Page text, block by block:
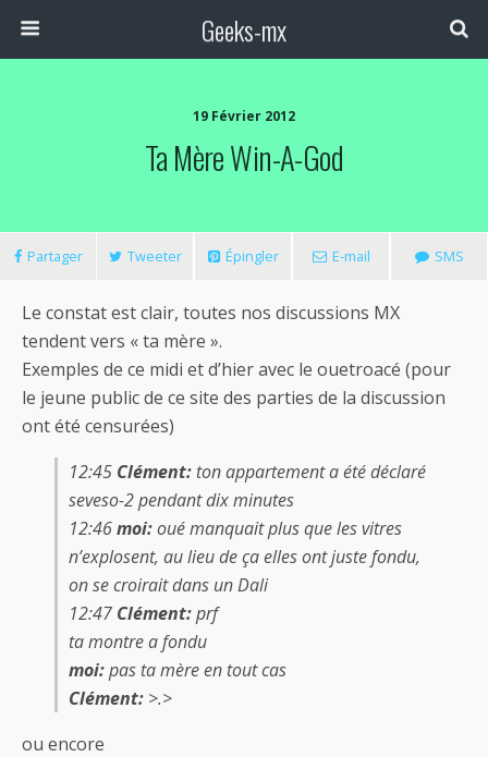
Geeks-mx
19 Février 2012
Ta Mère Win-A-God
Partager Tweeter Épingler E-mail SMS
Le constat est clair, toutes nos discussions MX
tendent vers « ta mère ».
Exemples de ce midi et d’hier avec le ouetroacé (pour
le jeune public de ce site des parties de la discussion
ont été censurées)
12:45 Clément: ton appartement a été déclaré
seveso-2 pendant dix minutes
12:46moi:oué manquait plus que les vitres
n’explosent, au lieu de ça elles ont juste fondu,
on se croirait dans un Dali
12:47 Clément:prf
ta montre a fondu
moi:pas ta mère en tout cas
Clément: >.>
ou encore